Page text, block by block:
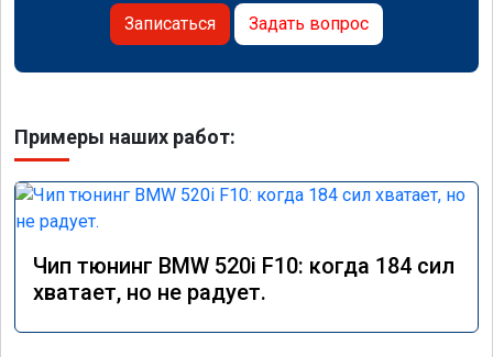
Записаться Задать вопрос
Примеры наших работ:
Чип тюнинг BMW 520i F10: когда 184 сил
хватает, но не радует.